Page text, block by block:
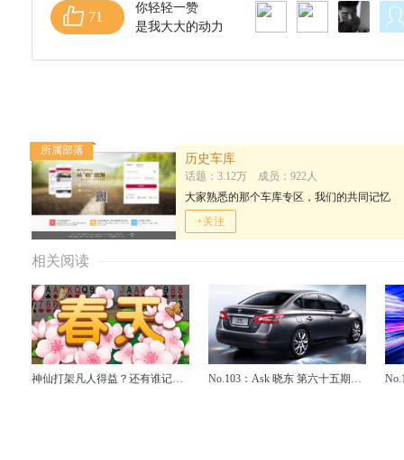
71
你轻轻一赞
是我大大的动力
所属部落
历史车库
话题：3.12万 成员：922人
大家熟悉的那个车库专区，我们的共同记忆
+关注
相关阅读
神仙打架凡人得益？还有谁记
No.103：Ask 晓东 第六十五期：